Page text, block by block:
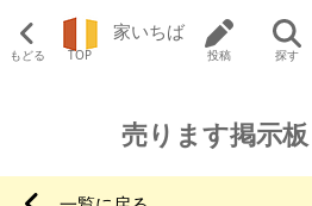
もどる TOP
家いちば
投稿 探す
売ります掲示